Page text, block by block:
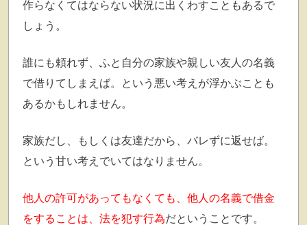
作らなくてはならない状況に出くわすこともあるで
しょう。
誰にも頼れず、ふと自分の家族や親しい友人の名義
で借りてしまえば。という悪い考えが浮かぶことも
あるかもしれません。
家族だし、もしくは友達だから、バレずに返せば。
という甘い考えでいてはなりません。
他人の許可があってもなくても、他人の名義で借金
をすることは、法を犯す行為だということです。